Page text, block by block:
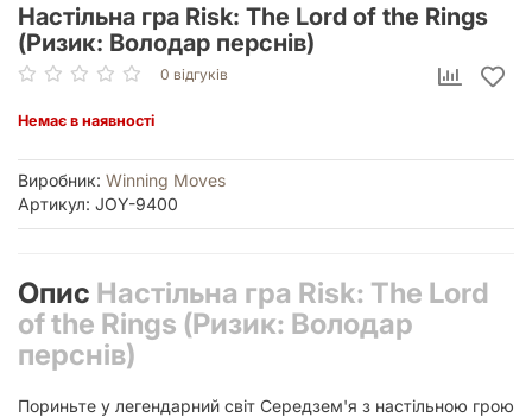
Настільна гра Risk: The Lord of the Rings
(Ризик: Володар перснів)
0 відгуків
Немає в наявності
Виробник: Winning Moves
Артикул: JOY-9400
Опис Настільна гра Risk: The Lord
of the Rings (Ризик: Володар
перснів)
Пориньте у легендарний світ Середзем'я з настільною грою